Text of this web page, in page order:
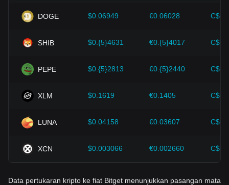
kripto seperti Bitcoin.
mengambil keputusan. Setelah mempertimbangkan faktor-
perubahan harga Stella di masa depan dan menyesuaikan
strategi investasi mereka di pasar yang terus berkembang.
DOGE $0.06949 €0.06028
SHIB $0.{5}4631 €0.{5}4017
PEPE $0.{5}2813 €0.{5}2440
XLM $0.1619 €0.1405
LUNA $0.04158 €0.03607
XCN $0.003066 €0.002660
Data pertukaran kripto ke fiat Bitget menunjukkan pasangan mata